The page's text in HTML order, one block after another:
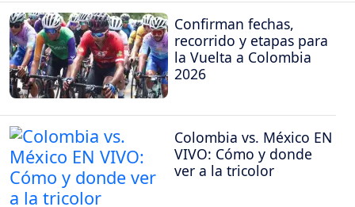
Confirman fechas,
recorrido y etapas para
la Vuelta a Colombia
2026
Colombia vs. México EN
VIVO: Cómo y donde
ver a la tricolor